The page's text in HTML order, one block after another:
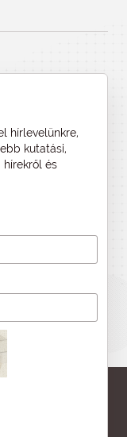
hírlevelünkre,
kutatási,
hírekről és